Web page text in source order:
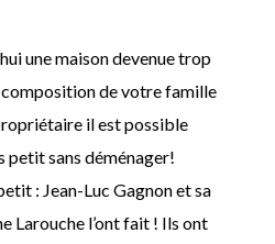
une maison devenue trop
de votre famille
il est possible
petit sans déménager!
: Jean-Luc Gagnon et sa
Larouche l’ont fait ! Ils ont